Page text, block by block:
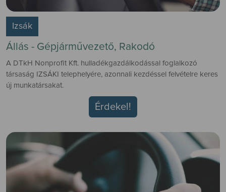
Izsák
Állás - Gépjárművezető, Rakodó
A DTkH Nonprofit Kft. hulladékgazdálkodással foglalkozó
társaság IZSÁKI telephelyére, azonnali kezdéssel felvételre keres
új munkatársakat.
Érdekel!